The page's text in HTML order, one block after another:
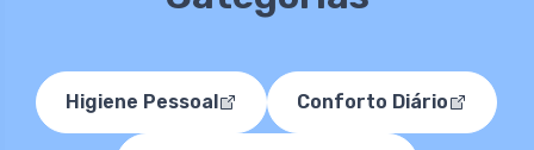
Higiene Pessoal Conforto Diário